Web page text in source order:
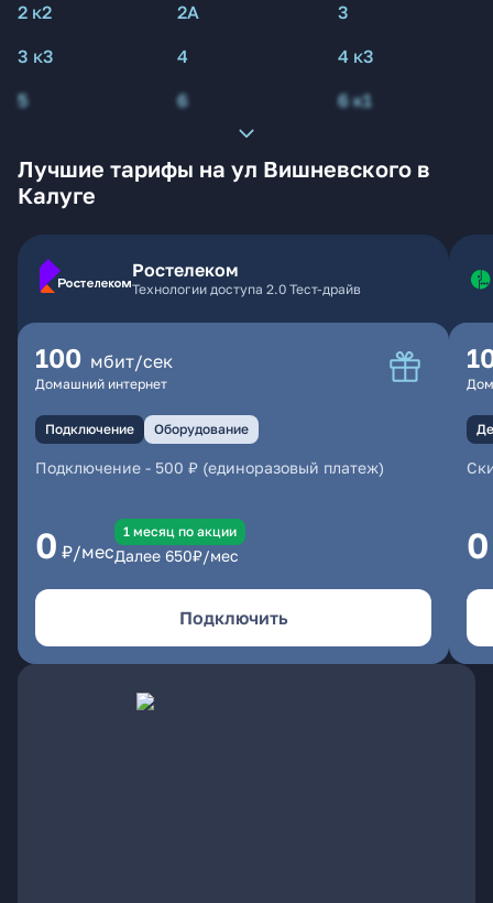
2 к2
2А
3
3 к3
4
4 к3
5
6 6 к1
Лучшие тарифы на ул Вишневского в
Калуге
Ростелеком
Технологии доступа 2.0 Тест-драйв
100 мбит/сек
Домашний интернет
Подключение Оборудование
Подключение - 500 ₽ (единоразовый платеж)
0 ₽/мес
1 месяц по акции
Далее 650₽/мес
Подключить
0